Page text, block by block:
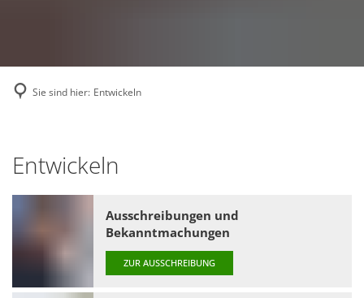
Sie sind hier: Entwickeln
Entwickeln
Ausschreibungen und
Bekanntmachungen
ZUR AUSSCHREIBUNG